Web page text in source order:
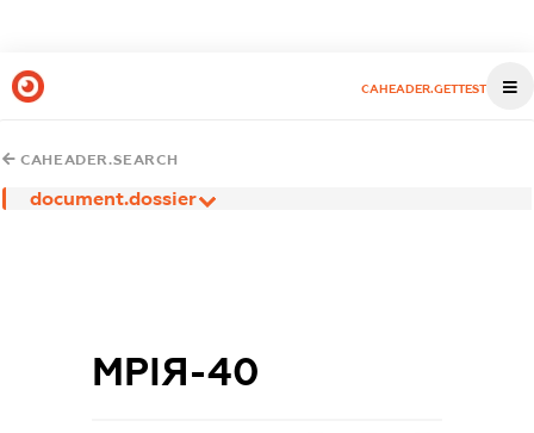
CAHEADER.GETTEST
CAHEADER.SEARCH
document.dossier
МРІЯ-40